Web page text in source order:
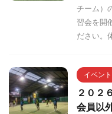
チーム）
習会を開
ださい。
イベント
２０２
会員以